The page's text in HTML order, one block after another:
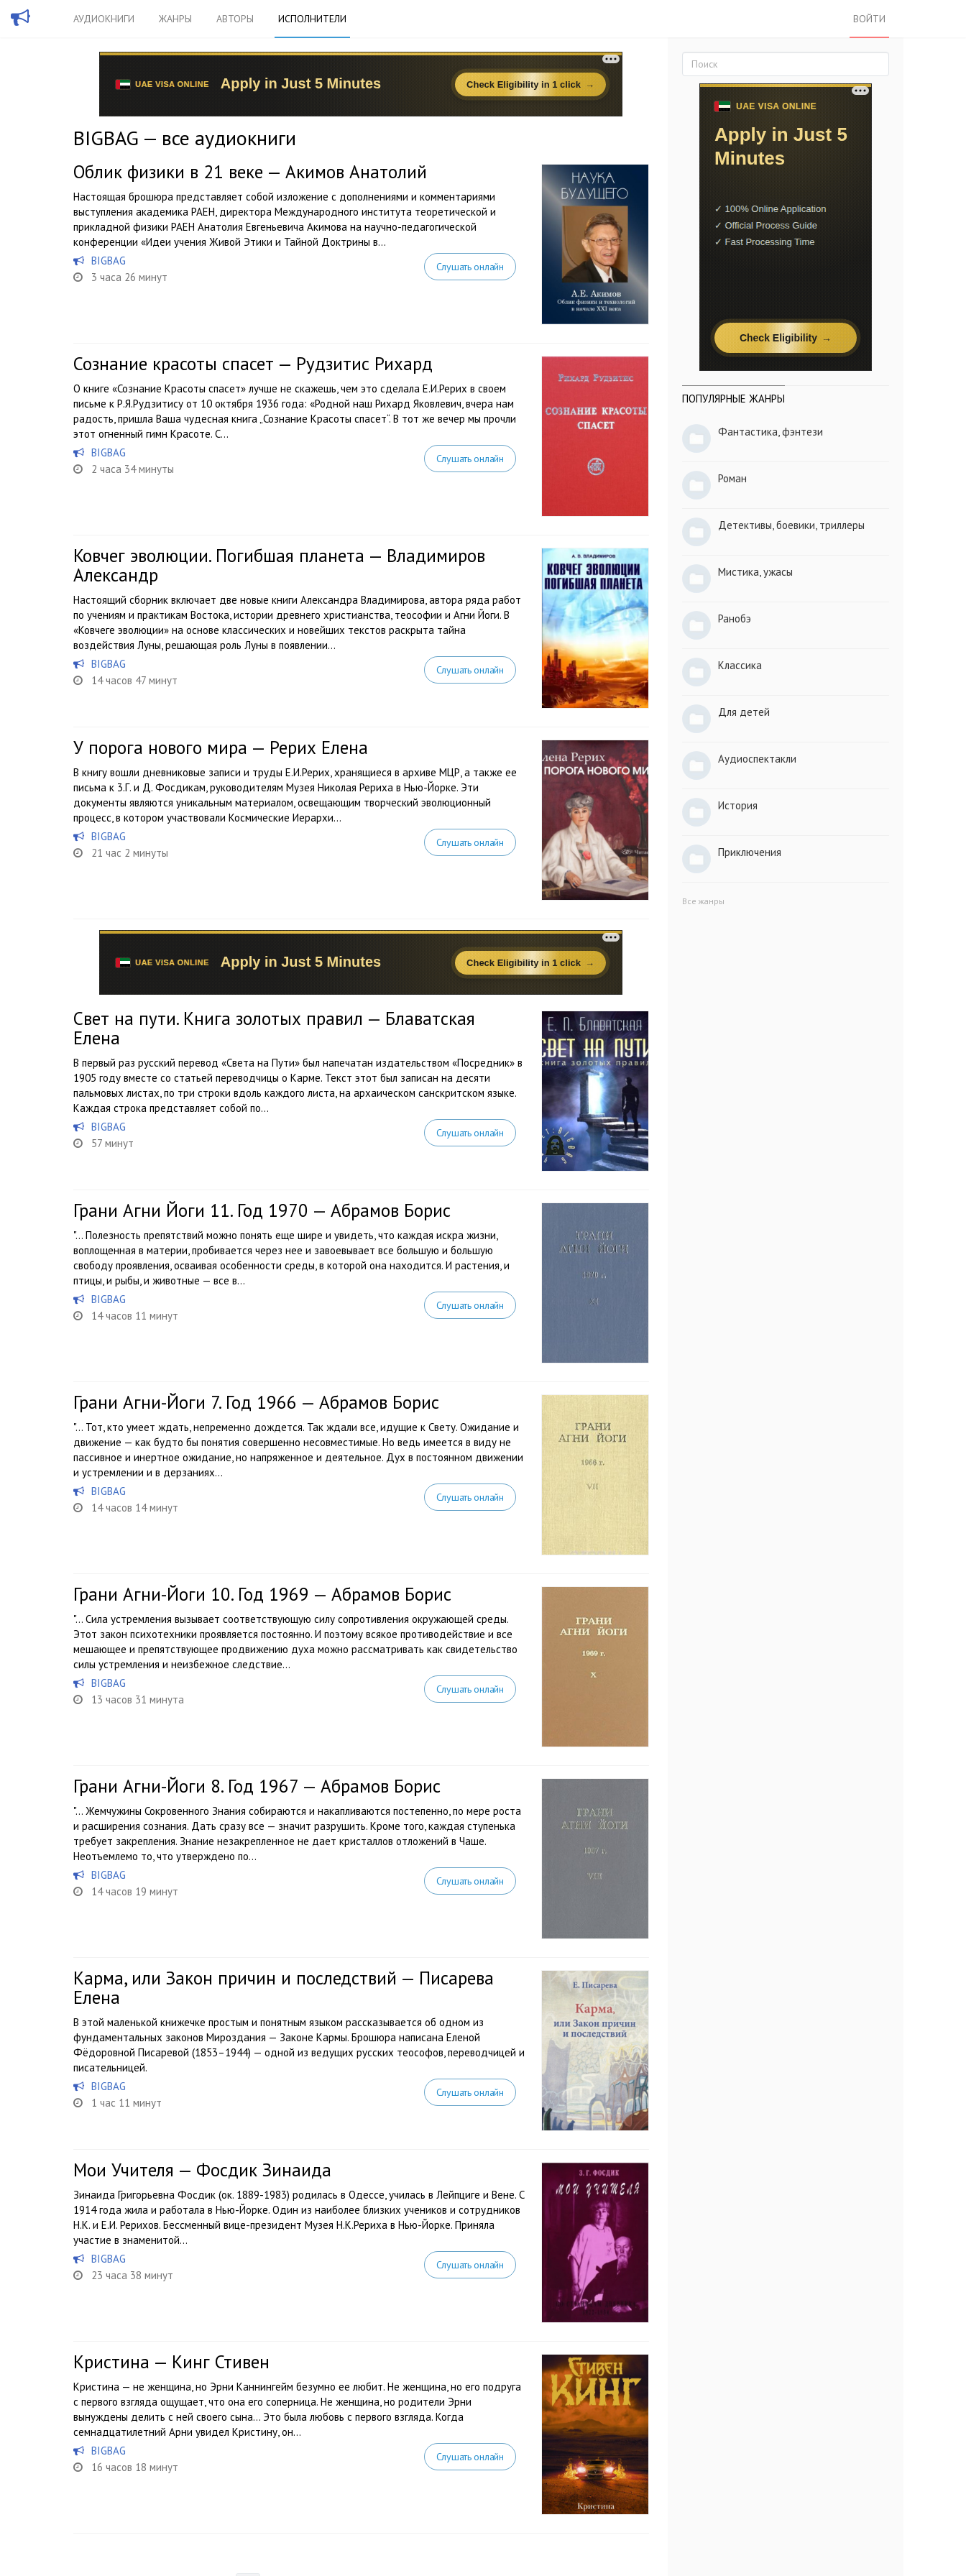
АУДИОКНИГИ ЖАНРЫ АВТОРЫ ИСПОЛНИТЕЛИ ВОЙТИ
BIGBAG — все аудиокниги
Облик физики в 21 веке — Акимов Анатолий
Настоящая брошюра представляет собой изложение с дополнениями и комментариями
выступления академика РАЕН, директора Международного института теоретической и
прикладной физики РАЕН Анатолия Евгеньевича Акимова на научно-педагогической
конференции «Идеи учения Живой Этики и Тайной Доктрины в...
BIGBAG
3 часа 26 минут
Слушать онлайн
Сознание красоты спасет — Рудзитис Рихард
О книге «Сознание Красоты спасет» лучше не скажешь, чем это сделала Е.И.Рерих в своем
письме к Р.Я.Рудзитису от 10 октября 1936 года: «Родной наш Рихард Яковлевич, вчера нам
радость, пришла Ваша чудесная книга „Сознание Красоты спасет“. В тот же вечер мы прочли
этот огненный гимн Красоте. С...
BIGBAG
2 часа 34 минуты
Слушать онлайн
Ковчег эволюции. Погибшая планета — Владимиров
Александр
Настоящий сборник включает две новые книги Александра Владимирова, автора ряда работ
по учениям и практикам Востока, истории древнего христианства, теософии и Агни Йоги. В
«Ковчеге эволюции» на основе классических и новейших текстов раскрыта тайна
воздействия Луны, решающая роль Луны в появлении...
BIGBAG
14 часов 47 минут
Слушать онлайн
У порога нового мира — Рерих Елена
В книгу вошли дневниковые записи и труды Е.И.Рерих, хранящиеся в архиве МЦР, а также ее
письма к 3.Г. и Д. Фосдикам, руководителям Музея Николая Рериха в Нью-Йорке. Эти
документы являются уникальным материалом, освещающим творческий эволюционный
процесс, в котором участвовали Космические Иерархи...
BIGBAG
21 час 2 минуты
Слушать онлайн
Свет на пути. Книга золотых правил — Блаватская
Елена
В первый раз русский перевод «Света на Пути» был напечатан издательством «Посредник» в
1905 году вместе со статьей переводчицы о Карме. Текст этот был записан на десяти
пальмовых листах, по три строки вдоль каждого листа, на архаическом санскритском языке.
Каждая строка представляет собой по...
BIGBAG
57 минут
Слушать онлайн
Грани Агни Йоги 11. Год 1970 — Абрамов Борис
"… Полезность препятствий можно понять еще шире и увидеть, что каждая искра жизни,
воплощенная в материи, пробивается через нее и завоевывает все большую и большую
свободу проявления, осваивая особенности среды, в которой она находится. И растения, и
птицы, и рыбы, и животные — все в...
BIGBAG
14 часов 11 минут
Слушать онлайн
Грани Агни-Йоги 7. Год 1966 — Абрамов Борис
"… Тот, кто умеет ждать, непременно дождется. Так ждали все, идущие к Свету. Ожидание и
движение — как будто бы понятия совершенно несовместимые. Но ведь имеется в виду не
пассивное и инертное ожидание, но напряженное и деятельное. Дух в постоянном движении
и устремлении и в дерзаниях...
BIGBAG
14 часов 14 минут
Слушать онлайн
Грани Агни-Йоги 10. Год 1969 — Абрамов Борис
"… Сила устремления вызывает соответствующую силу сопротивления окружающей среды.
Этот закон психотехники проявляется постоянно. И поэтому всякое противодействие и все
мешающее и препятствующее продвижению духа можно рассматривать как свидетельство
силы устремления и неизбежное следствие...
BIGBAG
13 часов 31 минута
Слушать онлайн
Грани Агни-Йоги 8. Год 1967 — Абрамов Борис
"… Жемчужины Сокровенного Знания собираются и накапливаются постепенно, по мере роста
и расширения сознания. Дать сразу все — значит разрушить. Кроме того, каждая ступенька
требует закрепления. Знание незакрепленное не дает кристаллов отложений в Чаше.
Неотъемлемо то, что утверждено по...
BIGBAG
14 часов 19 минут
Слушать онлайн
Карма, или Закон причин и последствий — Писарева
Елена
В этой маленькой книжечке простым и понятным языком рассказывается об одном из
фундаментальных законов Мироздания — Законе Кармы. Брошюра написана Еленой
Фёдоровной Писаревой (1853–1944) — одной из ведущих русских теософов, переводчицей и
писательницей.
BIGBAG
1 час 11 минут
Слушать онлайн
Мои Учителя — Фосдик Зинаида
Зинаида Григорьевна Фосдик (ок. 1889-1983) родилась в Одессе, училась в Лейп­циге и Вене. С
1914 года жила и работала в Нью-Йорке. Один из наиболее близких учеников и сотрудников
Н.К. и Е.И. Рери­хов. Бессменный вице-президент Музея Н.К.Рериха в Нью-Йорке. Приняла
участие в знаменитой...
BIGBAG
23 часа 38 минут
Слушать онлайн
Кристина — Кинг Стивен
Кристина — не женщина, но Эрни Каннингейм безумно ее любит. Не женщина, но его подруга
с первого взгляда ощущает, что она его соперница. Не женщина, но родители Эрни
вынуждены делить с ней своего сына… Это была любовь с первого взгляда. Когда
семнадцатилетний Арни увидел Кристину, он...
BIGBAG
16 часов 18 минут
Слушать онлайн
ПОПУЛЯРНЫЕ ЖАНРЫ
Фантастика, фэнтези
Роман
Детективы, боевики, триллеры
Мистика, ужасы
Ранобэ
Классика
Для детей
Аудиоспектакли
История
Приключения
Все жанры